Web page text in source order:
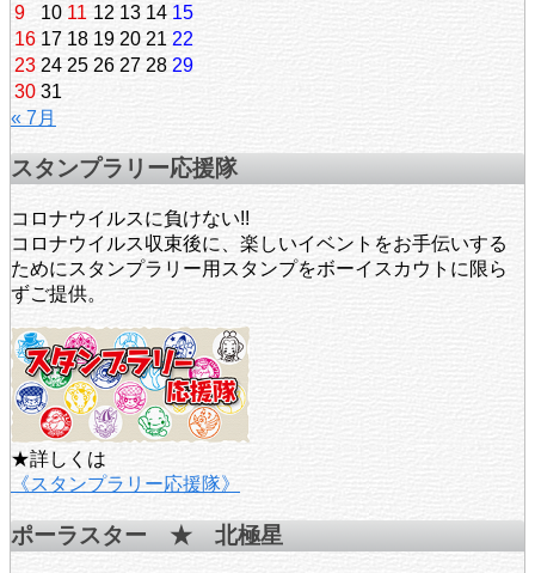
9
10 11 12 13 14 15
16 17 18 19 20 21 22
23 24 25 26 27 28 29
30 31
« 7月
スタンプラリー応援隊
コロナウイルスに負けない!!
コロナウイルス収束後に、楽しいイベントをお手伝いする
ためにスタンプラリー用スタンプをボーイスカウトに限ら
ずご提供。
★詳しくは
《スタンプラリー応援隊》
ポーラスター ★ 北極星